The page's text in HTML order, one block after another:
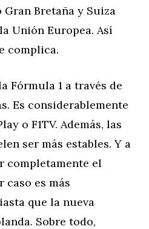
Bretaña y Suiza
Unión Europea. Así
complica.
Fórmula 1 a través de
Es considerablemente
o F1TV. Además, las
ser más estables. Y a
completamente el
caso es más
que la nueva
Sobre todo,